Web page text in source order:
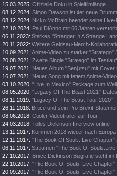
15.03.2025: Offizielle Doku in Spielfilmlänge
08.12.2024: Simon Dawson ist der neue
08.12.2024: Nicko McBrain beendet seine Live-
22.10.2024: Paul DiAnno mit 66 Jahren
06.11.2023: Starkes "Stranger In A Strange
20.11.2022: Weitere Geldsau-Merch-
10.09.2021: Anime-Video zu starker "Stratego"
20.08.2021: Zweite Single "Stratego" im Testlauf
19.07.2021: Neues Album "Senjutsu" mit Cover
16.07.2021: Neuer Song mit fettem Anime-Video
03.10.2020: "Live In Mexico" Package zum
08.05.2020: "Legacy Of The Beast 2021"-Dates
08.11.2019: "Legacy Of The Beast Tour 2020"
26.11.2018: Bruce und sein Pro-Brexit-
08.06.2018: Cooler Videotrailer zur Tour
24.03.2018: Tolles Dickinson Interview online
13.11.2017: Kommen 2018 wieder nach Europa
12.11.2017: "The Book Of Souls: Live Chapter"
06.11.2017: Streamen "The Book Of Souls:Live
27.10.2017: Bruce Dickinson Biografie steht im
22.10.2017: "The Book Of Souls: Live Chapter"
20.09.2017: "The Book Of Souls: Live Chapter"